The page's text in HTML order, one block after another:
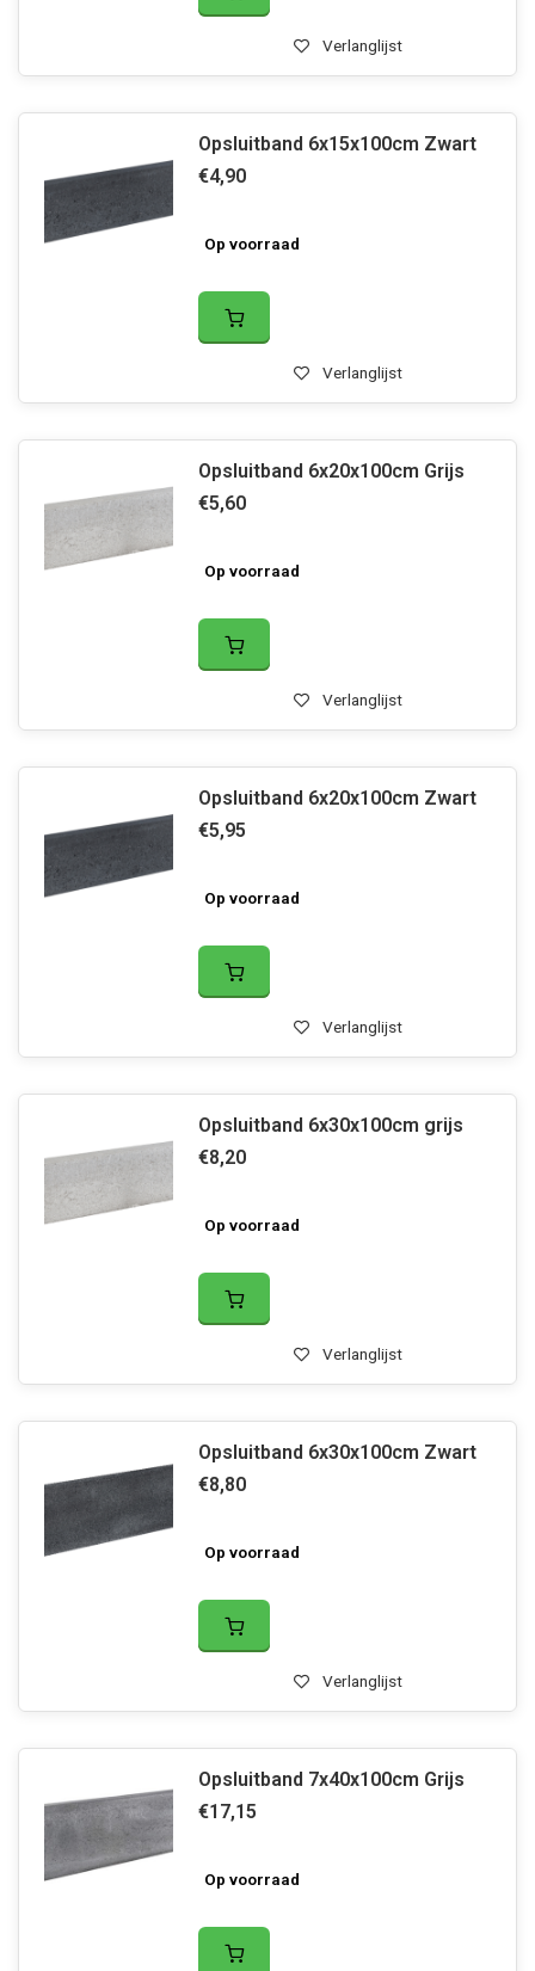
Verlanglijst
Opsluitband 6x15x100cm Zwart
€4,90
Op voorraad
Verlanglijst
Opsluitband 6x20x100cm Grijs
€5,60
Op voorraad
Verlanglijst
Opsluitband 6x20x100cm Zwart
€5,95
Op voorraad
Verlanglijst
Opsluitband 6x30x100cm grijs
€8,20
Op voorraad
Verlanglijst
Opsluitband 6x30x100cm Zwart
€8,80
Op voorraad
Verlanglijst
Opsluitband 7x40x100cm Grijs
€17,15
Op voorraad